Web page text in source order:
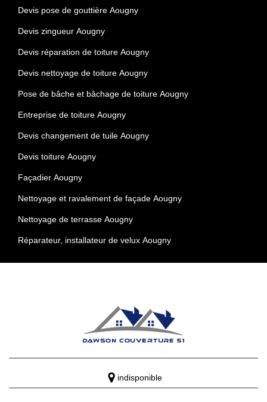
Devis pose de gouttière Aougny
Devis zingueur Aougny
Devis réparation de toiture Aougny
Devis nettoyage de toiture Aougny
Pose de bâche et bâchage de toiture Aougny
Entreprise de toiture Aougny
Devis changement de tuile Aougny
Devis toiture Aougny
Façadier Aougny
Nettoyage et ravalement de façade Aougny
Nettoyage de terrasse Aougny
Réparateur, installateur de velux Aougny
indisponible